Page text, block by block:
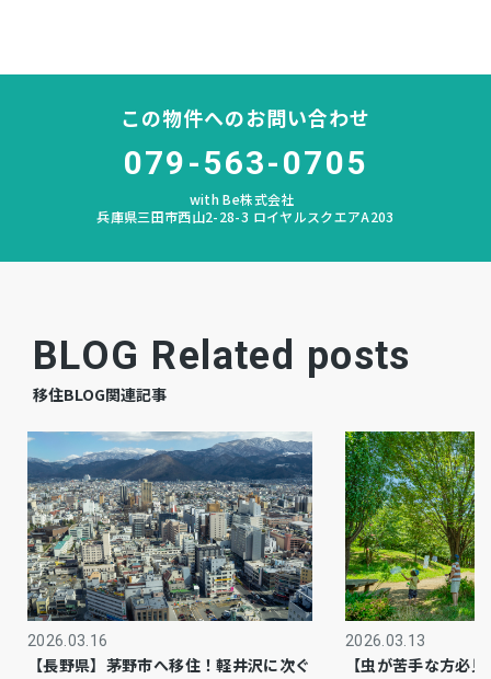
あり
宅地
更地
下水道 公共
ガス 都市ガス
都市計画 －
用途地域 1種住居
設備・条件 コタニ住研の建築条件あり
－
この物件へのお問い合わせ
079-563-0705
with Be株式会社
兵庫県三田市西山2-28-3 ロイヤルスクエアA203
BLOG Related posts
移住BLOG関連記事
2026.03.16
【長野県】茅野市へ移住！軽井沢に次ぐ
2026.03.13
【虫が苦手な方必